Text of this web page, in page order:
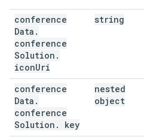
conference
Data .
conference
Solution .
iconUri
string
conference
Data .
conference
Solution . key
nested
object